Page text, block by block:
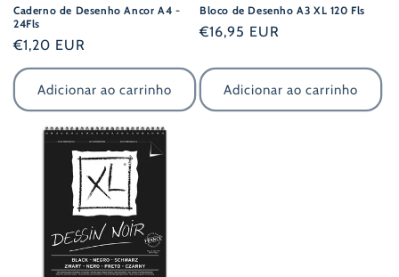
Caderno de Desenho Ancor A4 -
24Fls
Preço
normal
€1,20 EUR
Adicionar ao carrinho
Bloco de Desenho A3 XL 120 Fls
Preço
€16,95 EUR
Adicionar ao carrinho